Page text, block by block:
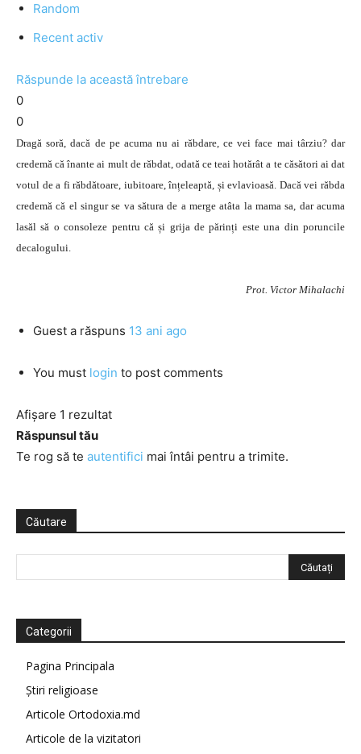
Random
Recent activ
Răspunde la această întrebare
0
0
Dragă soră, dacă de pe acuma nu ai răbdare, ce vei face mai târziu? dar
credemă că înante ai mult de răbdat, odată ce teai hotărât a te căsători ai dat
votul de a fi răbdătoare, iubitoare, înțeleaptă, și evlavioasă. Dacă vei răbda
credemă că el singur se va sătura de a merge atâta la mama sa, dar acuma
lasăl să o consoleze pentru că și grija de părinți este una din poruncile
decalogului.
Prot. Victor Mihalachi
Guest a răspuns 13 ani ago
You must login to post comments
Afișare 1 rezultat
Răspunsul tău
Te rog să te autentifici mai întâi pentru a trimite.
Căutare
Categorii
Pagina Principala
Știri religioase
Articole Ortodoxia.md
Articole de la vizitatori